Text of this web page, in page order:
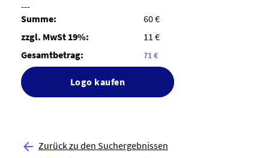
---
Summe:
60 €
zzgl. MwSt 19%:
11 €
Gesamtbetrag:
71 €
Logo kaufen
 Zurück zu den Suchergebnissen